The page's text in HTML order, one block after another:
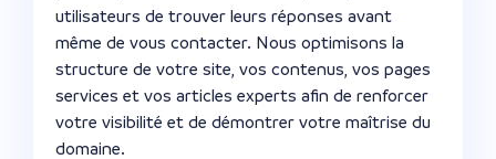
utilisateurs de trouver leurs réponses avant
même de vous contacter. Nous optimisons la
structure de votre site, vos contenus, vos pages
services et vos articles experts afin de renforcer
votre visibilité et de démontrer votre maîtrise du
domaine.